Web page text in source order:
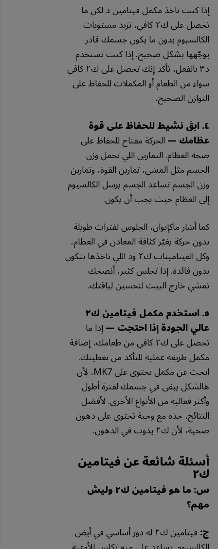
إذا كنت تاخذ مكمل فيتامين د لكن ما
تحصل على ك٢ كافي، تزيد مستويات
الكالسيوم بدون ما يكون جسمك قادر
يوجّهها بشكل صحيح. إذا كنت تستخدم
د٣ بالفعل، تأكد إنك تحصل على ك٢ كافي
سواء من الطعام أو المكملات للحفاظ على
التوازن الصحيح.
٤. ابقَ نشيط للحفاظ على قوة
عظامك —الحركة مفتاح للحفاظ على
صحة العظام. التمارين اللي تحمل وزن
الجسم مثل المشي، تمارين القوة، وتمارين
وزن الجسم تساعد الجسم يرسل الكالسيوم
إلى العظام حيث يجب أن يكون.
كما أشار ماكإيوان، الجلوس لفترات طويلة
بدون حركة يغيّر كثافة المعادن في العظام،
وكل الفيتامينات ك٢ ود اللي تاخذها بتكون
بدون فائدة. إذا تجلس كثير، أنصحك
تمشي خارج البيت لتحسين لياقتك.
٥. استخدم مكمل فيتامين ك٢
عالي الجودة إذا احتجت —إذا ما
تحصل على ك٢ كافي من طعامك، إضافة
مكمل طريقة عملية للتأكد من تغطيتك.
ابحث عن مكمل يحتوي على MK7، لأن
هالشكل يبقى في جسمك لفترة أطول
وأكثر فعالية من الأنواع الأخرى. لأفضل
النتائج، خذه مع وجبة تحتوي على دهون
صحية، لأن ك٢ يذوب في الدهون.
أسئلة شائعة عن فيتامين
ك٢
س: ما هو فيتامين ك٢ وليش
مهم؟
ج:
فيتامين ك٢ له دور أساسي في أيض